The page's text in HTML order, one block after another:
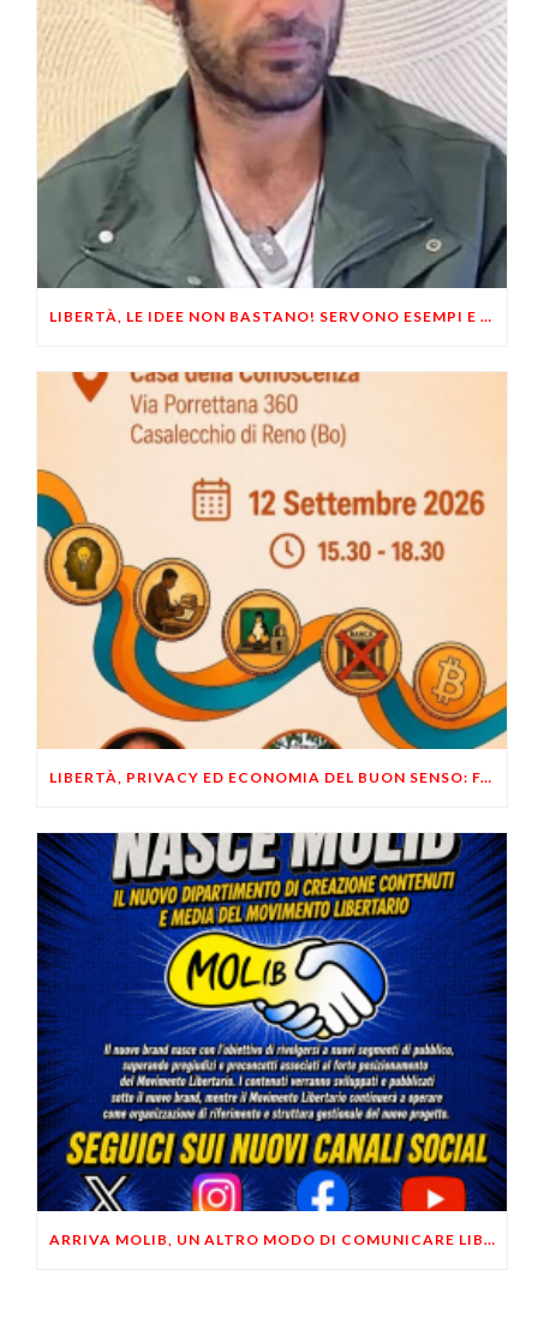
LIBERTÀ, LE IDEE NON BASTANO! SERVONO ESEMPI E UN PO’ DI COERENZA
LIBERTÀ, PRIVACY ED ECONOMIA DEL BUON SENSO: FACCO E MUSUMECI A CASALECCHIO DI RENO (BO)
ARRIVA MOLIB, UN ALTRO MODO DI COMUNICARE LIBERTARIO